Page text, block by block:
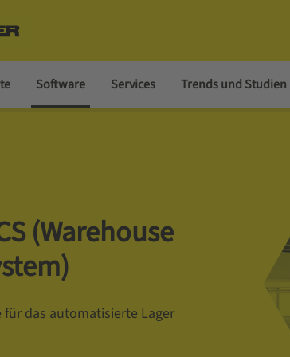
Software Services Trends und Studien
(Warehouse
das automatisierte Lager